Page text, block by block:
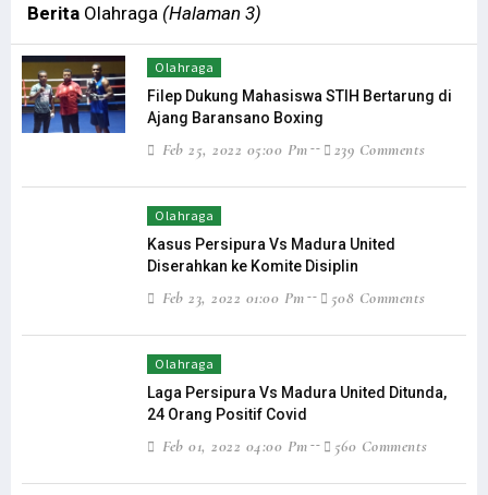
Berita Olahraga (Halaman 3)
Olahraga
Filep Dukung Mahasiswa STIH Bertarung di
Ajang Baransano Boxing
Feb 25, 2022 05:00 Pm 239 Comments
Olahraga
Kasus Persipura Vs Madura United
Diserahkan ke Komite Disiplin
Feb 23, 2022 01:00 Pm 508 Comments
Olahraga
Laga Persipura Vs Madura United Ditunda,
24 Orang Positif Covid
Feb 01, 2022 04:00 Pm 560 Comments